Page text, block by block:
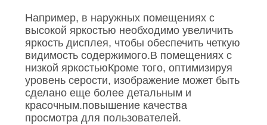
Например, в наружных помещениях с
высокой яркостью необходимо увеличить
яркость дисплея, чтобы обеспечить четкую
видимость содержимого.В помещениях с
низкой яркостьюКроме того, оптимизируя
уровень серости, изображение может быть
сделано еще более детальным и
красочным.повышение качества
просмотра для пользователей.